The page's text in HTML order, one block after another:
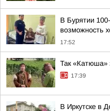
В Бурятии
возможность
17:52
Так «Катюша»
17:39
В Иркутске в